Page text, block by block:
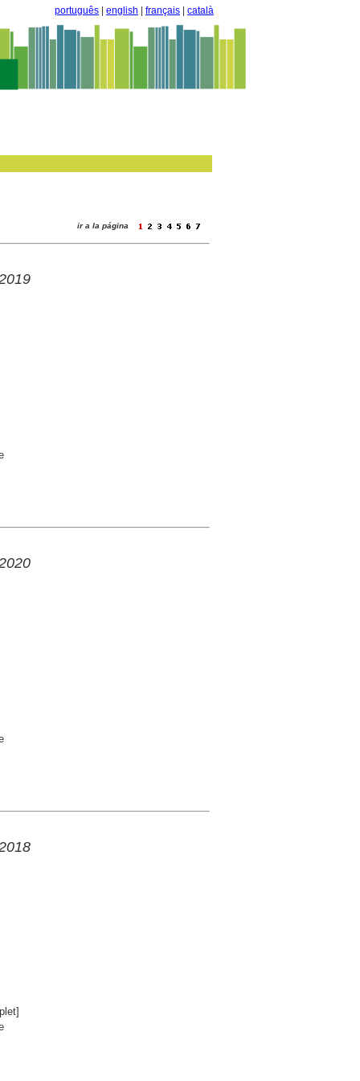
português english français català
ir a la página